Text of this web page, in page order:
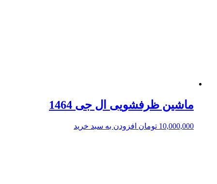
ماشین ظرفشویی ال جی 1464
10,000,000 تومان افزودن به سبد خرید